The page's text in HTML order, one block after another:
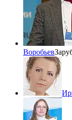
Воробьев